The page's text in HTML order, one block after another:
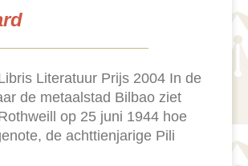
Literatuur Prijs 2004 In de
de metaalstad Bilbao ziet
op 25 juni 1944 hoe
de achttienjarige Pili